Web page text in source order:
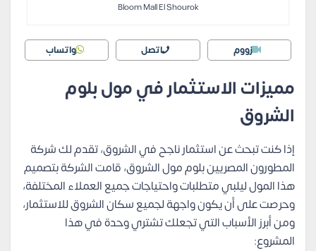
Bloom Mall El Shourok
زووم اتصل واتساب
مميزات الاستثمار في مول بلوم
الشروق
إذا كنت تبحث عن استثمار ناجح في الشروق، تقدم لك شركة
المطورون المصريين بلوم مول الشروق، قامت الشركة بتصميم
هذا المول ليلبي متطلبات واحتياجات جميع العملاء المختلفة،
وحرصت على أن يكون واجهة لجميع سكان الشروق للاستثمار،
ومن أبرز الأسباب التي تجعلك تشتري وحدة في هذا
المشروع: